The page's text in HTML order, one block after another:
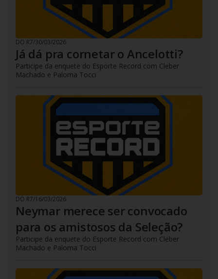
DO R7/30/03/2026
Já dá pra cornetar o Ancelotti?
Participe da enquete do Esporte Record com Cleber
Machado e Paloma Tocci
DO R7/16/03/2026
Neymar merece ser convocado
para os amistosos da Seleção?
Participe da enquete do Esporte Record com Cleber
Machado e Paloma Tocci